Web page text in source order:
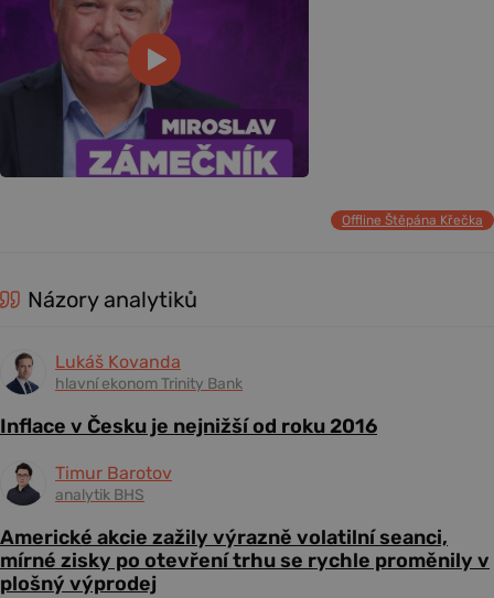
Offline Štěpána Křečka
Názory analytiků
Lukáš Kovanda
hlavní ekonom Trinity Bank
Inflace v Česku je nejnižší od roku 2016
Timur Barotov
analytik BHS
Americké akcie zažily výrazně volatilní seanci,
mírné zisky po otevření trhu se rychle proměnily v
plošný výprodej